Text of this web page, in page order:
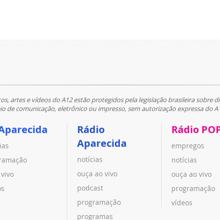
artes e vídeos do A12 estão protegidos pela legislação brasileira sobre
comunicação, eletrônico ou impresso, sem autorização expressa do
Rádio
Aparecida
notícias
ouça ao vivo
podcast
programação
programas
Rádio
empregos
notícias
ouça ao vivo
programação
vídeos